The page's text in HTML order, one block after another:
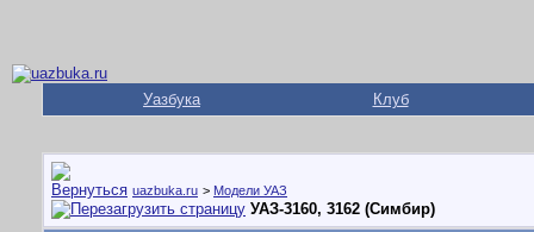
Уазбука Клуб
uazbuka.ru > Модели УАЗ
УАЗ-3160, 3162 (Симбир)